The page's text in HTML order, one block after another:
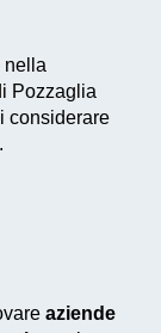
nella
Pozzaglia
considerare
aziende